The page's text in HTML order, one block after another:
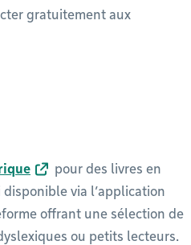
gratuitement aux
pour des livres en
via l’application
offrant une sélection de
ou petits lecteurs.